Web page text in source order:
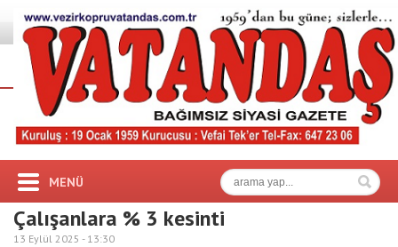
MENÜ
Çalışanlara % 3 kesinti
13 Eylül 2025 - 13:30